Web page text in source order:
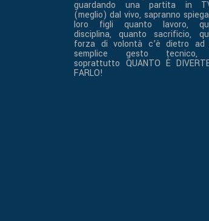
guardando una partita in
(meglio) dal vivo, sapranno
loro figli quanto lavoro,
disciplina, quanto sacrificio,
forza di volontà c’è dietro ad
semplice gesto tecnico,
soprattutto QUANTO È
FARLO!